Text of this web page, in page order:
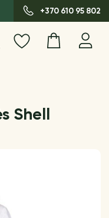
+370 610 95 802
Shell